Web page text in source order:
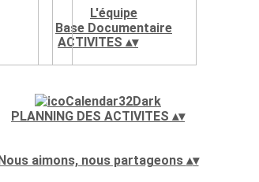
L'équipe
Base Documentaire
ACTIVITES ▴▾
PLANNING DES ACTIVITES ▴▾
aimons, nous partageons ▴▾